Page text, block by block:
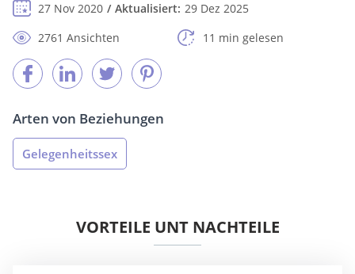
27 Nov 2020 Aktualisiert: 29 Dez 2025
2761 Ansichten
11 min gelesen
Arten von Beziehungen
Gelegenheitssex
VORTEILE UNT NACHTEILE